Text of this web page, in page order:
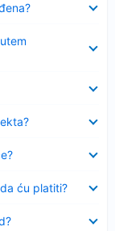
ću platiti?